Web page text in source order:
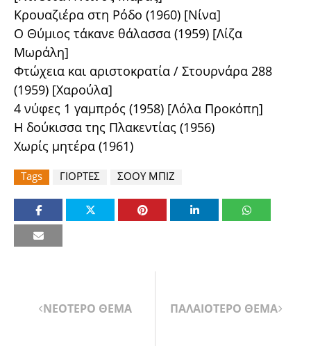
Κρουαζιέρα στη Ρόδο (1960) [Νίνα]
Ο Θύμιος τάκανε θάλασσα (1959) [Λίζα
Μωράλη]
Φτώχεια και αριστοκρατία / Στουρνάρα 288
(1959) [Χαρούλα]
4 νύφες 1 γαμπρός (1958) [Λόλα Προκόπη]
Η δούκισσα της Πλακεντίας (1956)
Χωρίς μητέρα (1961)
Tags ΓΙΟΡΤΕΣ ΣΟΟΥ ΜΠΙΖ
ΝΕΟΤΕΡΟ ΘΕΜΑ ΠΑΛΑΙΟΤΕΡΟ ΘΕΜΑ